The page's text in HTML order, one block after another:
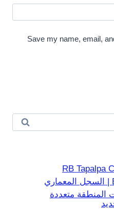
Save my name, email,
RB Tapalpa
المنطقة متعددة